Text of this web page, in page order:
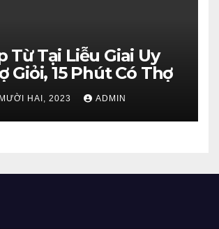
Từ Tại Liễu Giai Uy
Giỏi, 15 Phút Có Thợ
HAI, 2023 ADMIN